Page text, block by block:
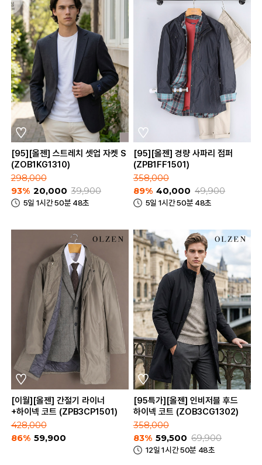
[95][올젠] 스트레치 셋업 자켓 S
(ZOB1KG1310)
298,000
93% 20,000 39,900
5일 1시간 50분 48초
[95][올젠] 경량 사파리 점퍼
(ZPB1FF1501)
358,000
89% 40,000 49,900
5일 1시간 50분 48초
[이월][올젠] 간절기 라이너
+하이넥 코트 (ZPB3CP1501)
428,000
86% 59,900
[95특가][올젠] 인비저블 후드
하이넥 코트 (ZOB3CG1302)
358,000
83% 59,500 69,900
12일 1시간 50분 48초